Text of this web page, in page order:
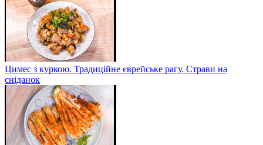
Цимес з куркою. Традиційне єврейське рагу. Страви на
сніданок